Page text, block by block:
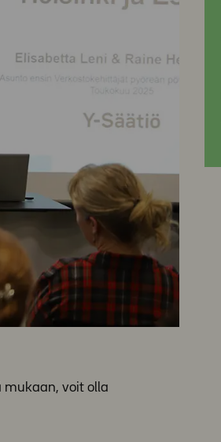
mukaan, voit olla